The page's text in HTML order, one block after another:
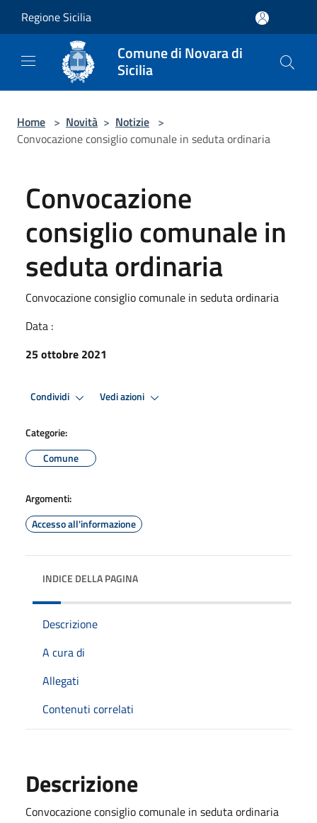
Regione Sicilia
Comune di Novara di
Sicilia
Home > Novità > Notizie >
Convocazione consiglio comunale in seduta ordinaria
Convocazione
consiglio comunale in
seduta ordinaria
Convocazione consiglio comunale in seduta ordinaria
Data :
25 ottobre 2021
Condividi Vedi azioni
Categorie:
Comune
Argomenti:
Accesso all'informazione
INDICE DELLA PAGINA
Descrizione
A cura di
Allegati
Contenuti correlati
Descrizione
Convocazione consiglio comunale in seduta ordinaria